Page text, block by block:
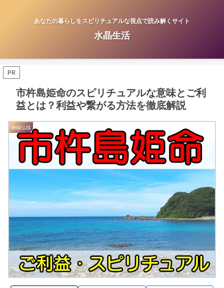
あなたの暮らしをスピリチュアルな視点で読み解くサイト
水晶生活
PR
市杵島姫命のスピリチュアルな意味とご利
益とは？利益や繋がる方法を徹底解説
神様仏様